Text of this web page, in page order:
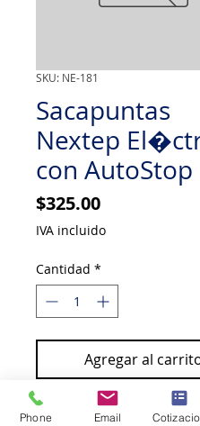
SKU: NE-181
Sacapuntas
Nextep
con AutoStop
$325.00Precio
IVA incluido
Cantidad *
Agregar al
Comprar ahora
Phone Email